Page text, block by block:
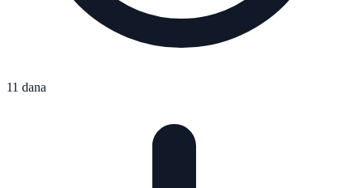
11 dana